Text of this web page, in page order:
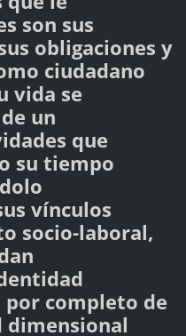
son sus
obligaciones y
ciudadano
vida se
un
que
su tiempo
vínculos
socio-laboral,
completo de
dimensional